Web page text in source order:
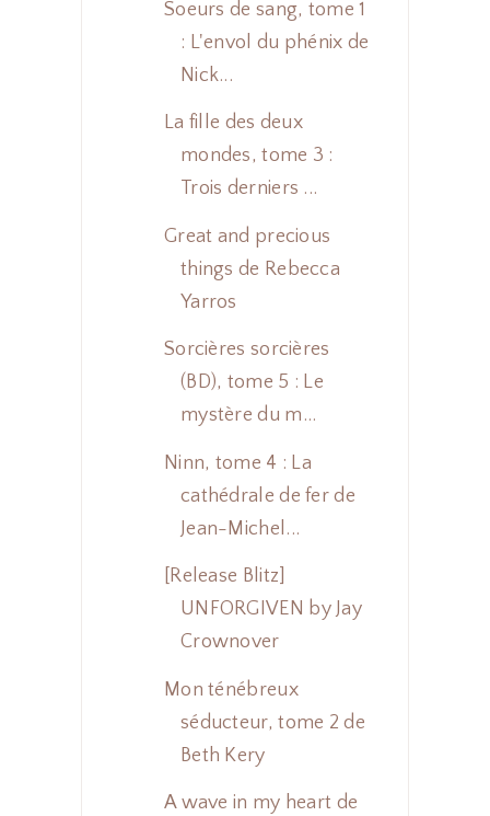
Soeurs de sang, tome 1
: L'envol du phénix de
Nick...
La fille des deux
mondes, tome 3 :
Trois derniers ...
Great and precious
things de Rebecca
Yarros
Sorcières sorcières
(BD), tome 5 : Le
mystère du m...
Ninn, tome 4 : La
cathédrale de fer de
Jean-Michel...
[Release Blitz]
UNFORGIVEN by Jay
Crownover
Mon ténébreux
séducteur, tome 2 de
Beth Kery
A wave in my heart de